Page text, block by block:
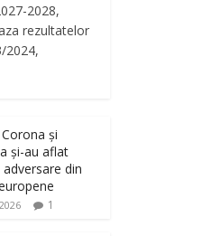
2028,
rezultatelor
2024,
și
și-au aflat
din
1